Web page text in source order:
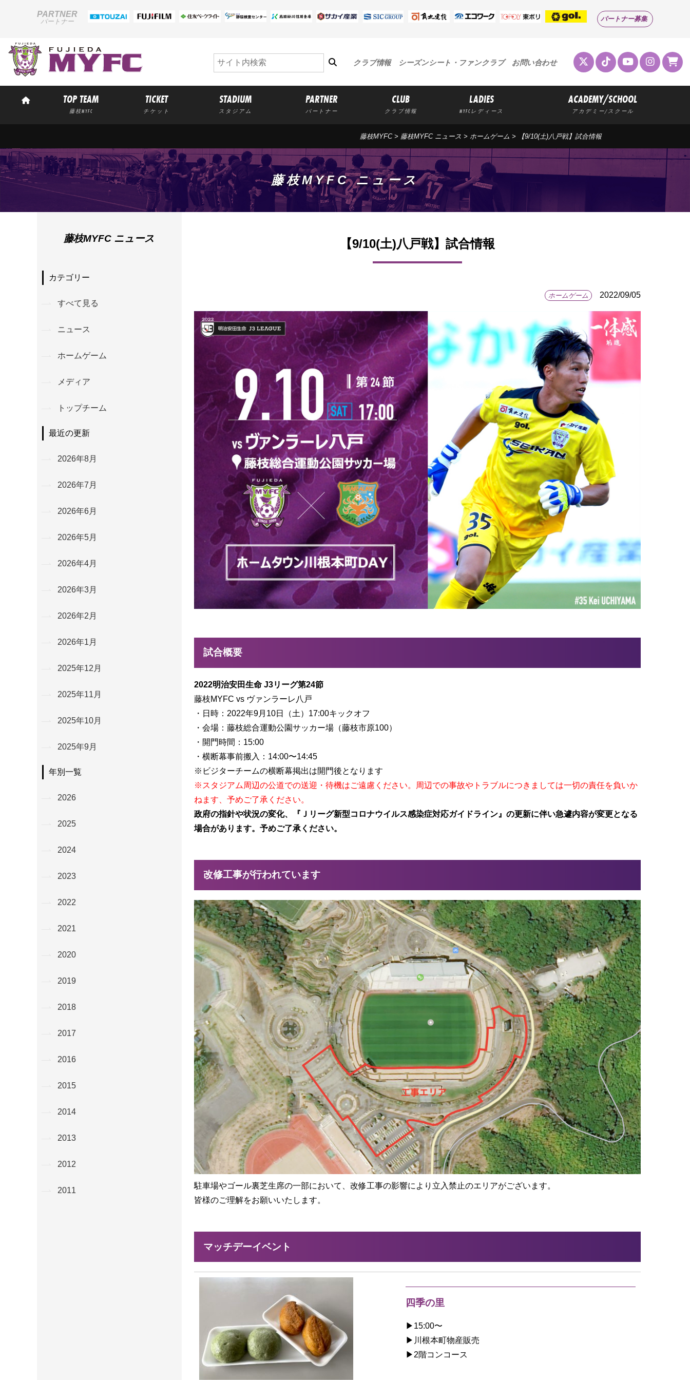
PARTNER
パートナー パートナー募集
クラブ情報 シーズンシート・ファンクラブ お問い合わせ
TOP TEAM
藤枝MYFC
TICKET
チケット
STADIUM
スタジアム
PARTNER
パートナー
CLUB
クラブ情報
LADIES
MYFCレディース
ACADEMY/SCHOOL
アカデミー/スクール
藤枝MYFC> 藤枝MYFC ニュース > ホームゲーム > 【9/10(土)八戸戦】試合情報
藤枝MYFC ニュース
【9/10(土)八戸戦】試合情報
ホームゲーム 2022/09/05
試合概要
2022明治安田生命 J3リーグ第24節
藤枝MYFC vs ヴァンラーレ八戸
・日時：2022年9月10日（土）17:00キックオフ
・会場：藤枝総合運動公園サッカー場（藤枝市原100）
・開門時間：15:00
・横断幕事前搬入：14:00〜14:45
※ビジターチームの横断幕掲出は開門後となります
※スタジアム周辺の公道での送迎・待機はご遠慮ください。周辺での事故やトラブルにつきましては一切の責任を負いか
ねます、予めご了承ください。
政府の指針や状況の変化、『Ｊリーグ新型コロナウイルス感染症対応ガイドライン』の更新に伴い急遽内容が変更となる
場合があります。予めご了承ください。
改修工事が行われています
駐車場やゴール裏芝生席の一部において、改修工事の影響により立入禁止のエリアがございます。
皆様のご理解をお願いいたします。
マッチデーイベント
四季の里
▶︎15:00〜
▶︎川根本町物産販売
▶︎2階コンコース
藤枝MYFC ニュース
カテゴリー
すべて見る
ニュース
ホームゲーム
メディア
トップチーム
最近の更新
2026年8月
2026年7月
2026年6月
2026年5月
2026年4月
2026年3月
2026年2月
2026年1月
2025年12月
2025年11月
2025年10月
2025年9月
年別一覧
2026
2025
2024
2023
2022
2021
2020
2019
2018
2017
2016
2015
2014
2013
2012
2011